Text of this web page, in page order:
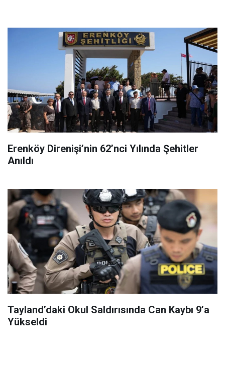
Erenköy Direnişi’nin 62’nci Yılında Şehitler
Anıldı
Tayland’daki Okul Saldırısında Can Kaybı 9’a
Yükseldi